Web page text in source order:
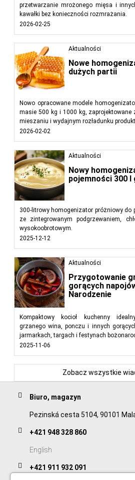
przetwarzanie mrożonego mięsa i
kawałki bez konieczności rozmrażania.
2026-02-25
Aktualności
Nowe
dużych partii
Nowo opracowane modele
masie 500 kg i 1000 kg,
mieszaniu i wydajnym rozładunku
2026-02-02
Aktualności
Nowy
pojemności 300 l
300-litrowy homogenizator próżniowy do
ze zintegrowanym podgrzewaniem,
wysokoobrotowym.
2025-12-12
Aktualności
Przygotowanie
gorących
Narodzenie
Kompaktowy kocioł kuchenny
grzanego wina, ponczu i innych
jarmarkach, targach i festynach
2025-11-06
Zobacz wszystkie
Biuro, magazyn
Pezinská cesta 5104, 90101
+421 948 328 860
English
+421 911 932 091